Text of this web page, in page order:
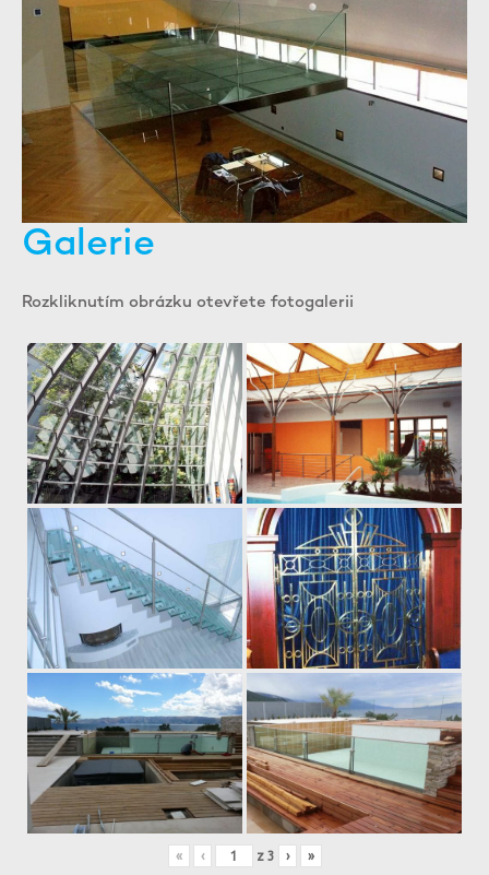
Galerie
Rozkliknutím obrázku otevřete fotogalerii
« ‹ z 3 › »